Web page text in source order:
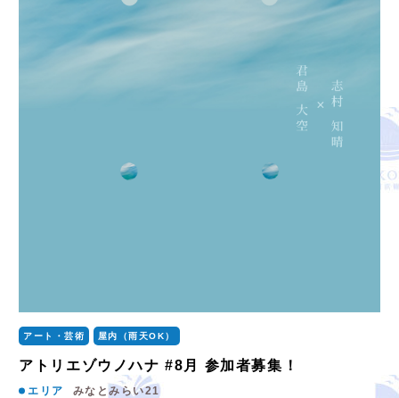
アート・芸術 屋内（雨天OK）
アトリエゾウノハナ #8月 参加者募集！
エリア
みなとみらい21